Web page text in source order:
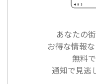
あなたの
お得な情報
無料
通知で見逃